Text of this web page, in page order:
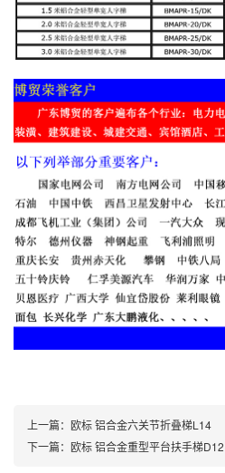
上一篇： 欧标 铝合金六关节折叠梯L14
下一篇： 欧标 铝合金重型平台扶手梯D12